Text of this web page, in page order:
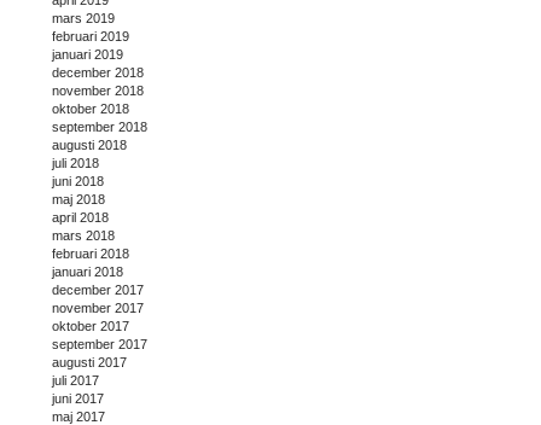
mars 2019
februari 2019
januari 2019
december 2018
november 2018
oktober 2018
september 2018
augusti 2018
juli 2018
juni 2018
maj 2018
april 2018
mars 2018
februari 2018
januari 2018
december 2017
november 2017
oktober 2017
september 2017
augusti 2017
juli 2017
juni 2017
maj 2017